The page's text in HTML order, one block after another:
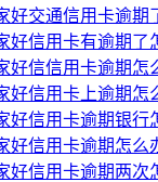
好交通信用卡逾期
好信用卡有逾期了
好信信用卡逾期怎
好信用卡上逾期怎
好信用卡逾期银行
好信用卡逾期怎么
好信用卡逾期两次